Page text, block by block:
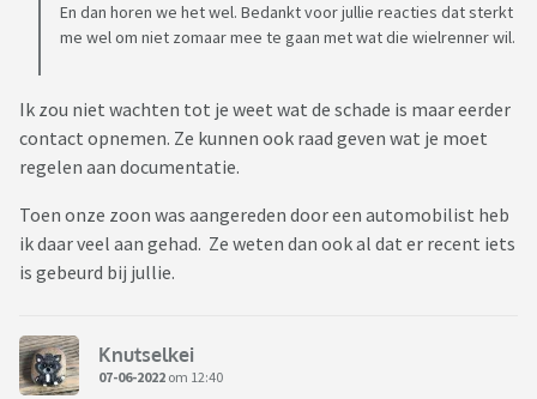
En dan horen we het wel. Bedankt voor jullie reacties dat sterkt
me wel om niet zomaar mee te gaan met wat die wielrenner wil.
Ik zou niet wachten tot je weet wat de schade is maar eerder
contact opnemen. Ze kunnen ook raad geven wat je moet
regelen aan documentatie.
Toen onze zoon was aangereden door een automobilist heb
ik daar veel aan gehad. Ze weten dan ook al dat er recent iets
is gebeurd bij jullie.
Knutselkei
07-06-2022 om 12:40